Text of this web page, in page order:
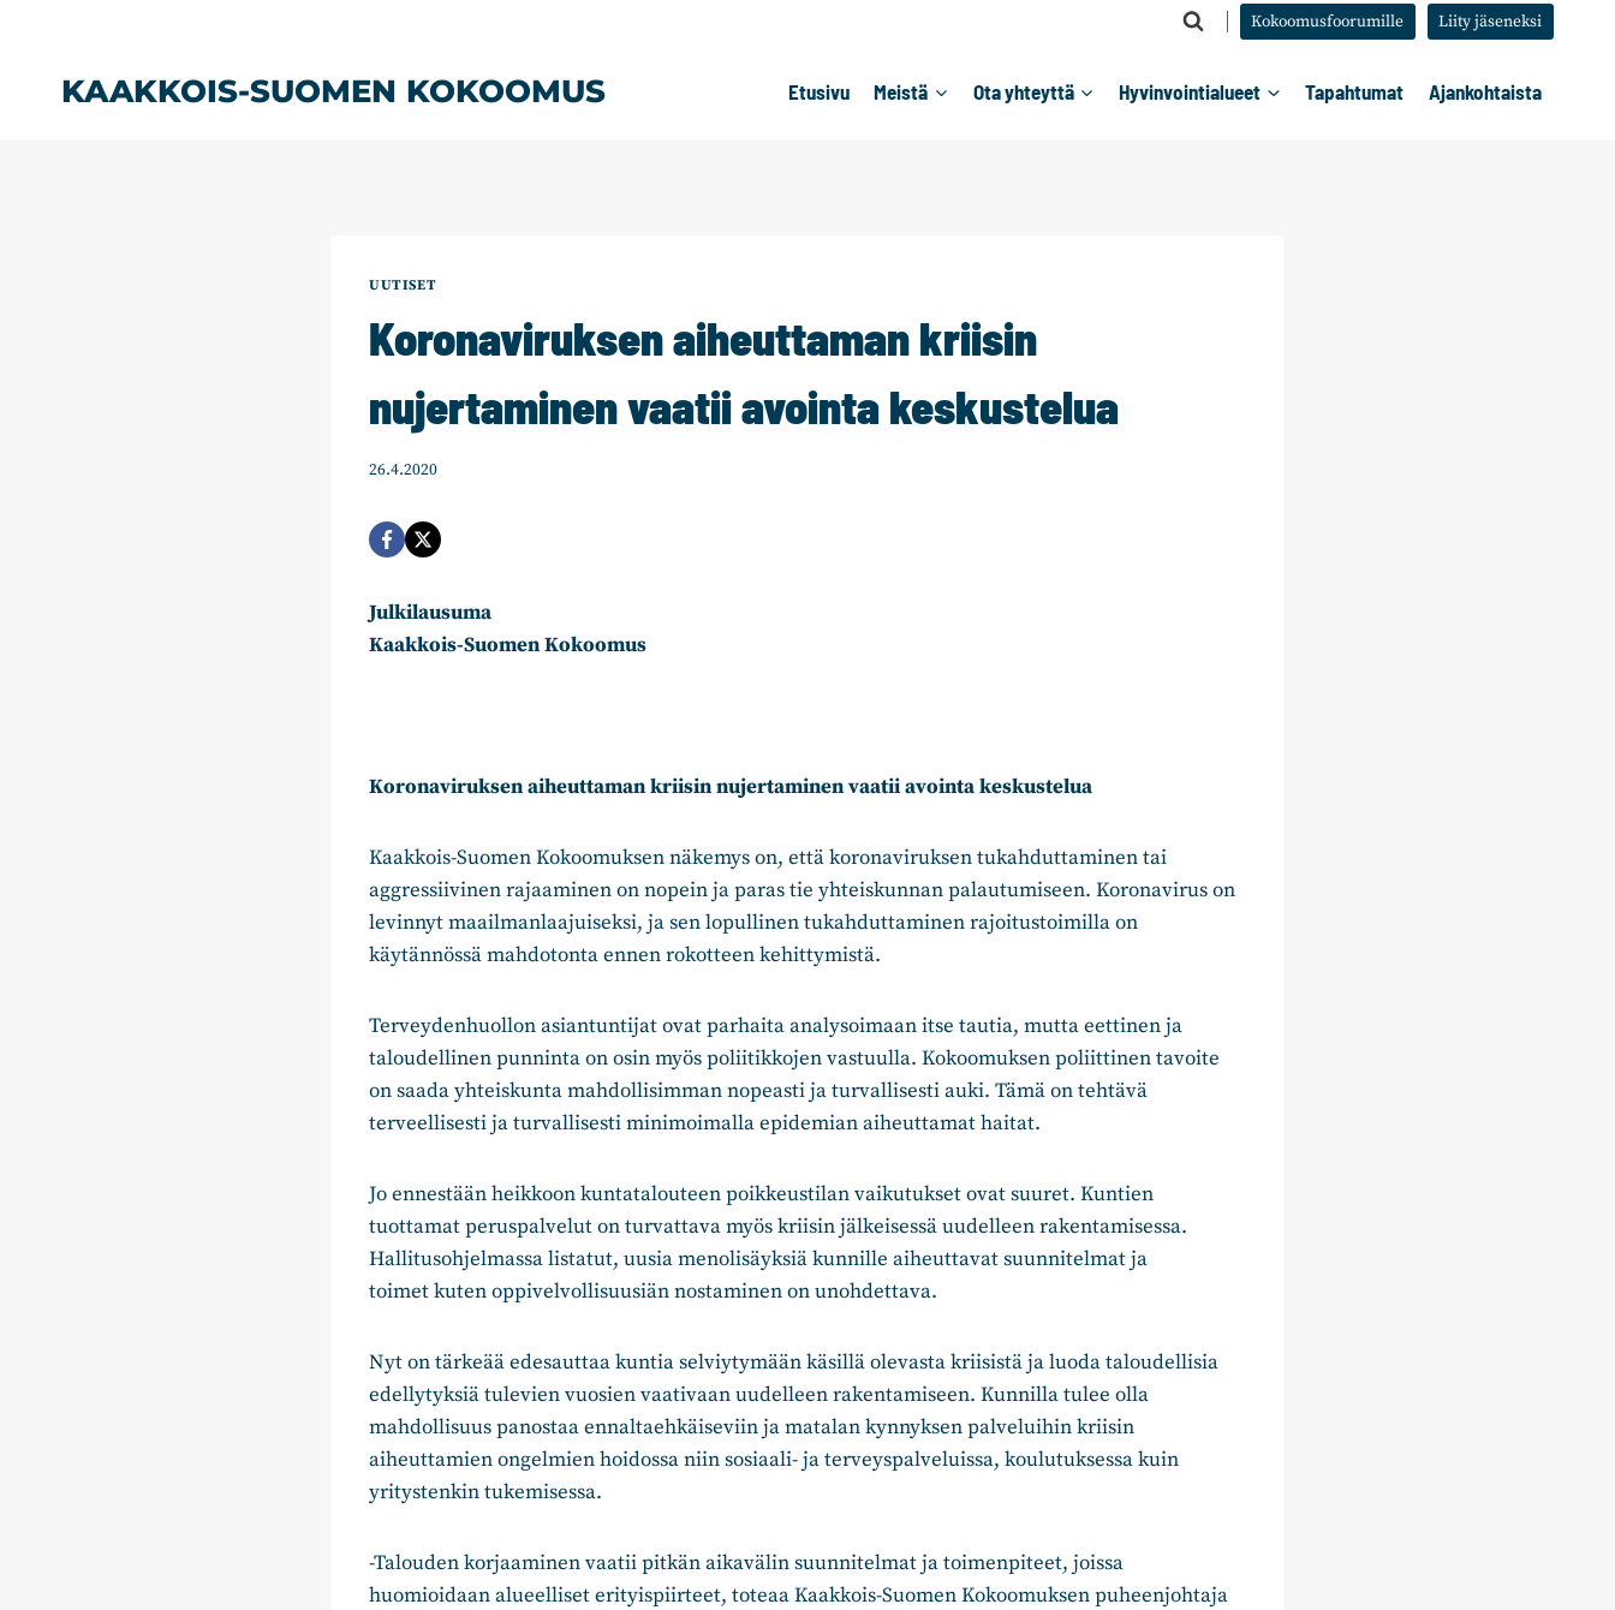
Kokoomusfoorumille Liity jäseneksi
KAAKKOIS-SUOMEN KOKOOMUS Etusivu Meistä Ota yhteyttä Hyvinvointialueet Tapahtumat Ajankohtaista
UUTISET
Koronaviruksen aiheuttaman kriisin
nujertaminen vaatii avointa keskustelua
26.4.2020
Julkilausuma
Kaakkois-Suomen Kokoomus
Koronaviruksen aiheuttaman kriisin nujertaminen vaatii avointa keskustelua
Kaakkois-Suomen Kokoomuksen näkemys on, että koronaviruksen tukahduttaminen tai
aggressiivinen rajaaminen on nopein ja paras tie yhteiskunnan palautumiseen. Koronavirus on
levinnyt maailmanlaajuiseksi, ja sen lopullinen tukahduttaminen rajoitustoimilla on
käytännössä mahdotonta ennen rokotteen kehittymistä.
Terveydenhuollon asiantuntijat ovat parhaita analysoimaan itse tautia, mutta eettinen ja
taloudellinen punninta on osin myös poliitikkojen vastuulla. Kokoomuksen poliittinen tavoite
on saada yhteiskunta mahdollisimman nopeasti ja turvallisesti auki. Tämä on tehtävä
terveellisesti ja turvallisesti minimoimalla epidemian aiheuttamat haitat.
Jo ennestään heikkoon kuntatalouteen poikkeustilan vaikutukset ovat suuret. Kuntien
tuottamat peruspalvelut on turvattava myös kriisin jälkeisessä uudelleen rakentamisessa.
Hallitusohjelmassa listatut, uusia menolisäyksiä kunnille aiheuttavat suunnitelmat ja
toimet kuten oppivelvollisuusiän nostaminen on unohdettava.
Nyt on tärkeää edesauttaa kuntia selviytymään käsillä olevasta kriisistä ja luoda taloudellisia
edellytyksiä tulevien vuosien vaativaan uudelleen rakentamiseen. Kunnilla tulee olla
mahdollisuus panostaa ennaltaehkäiseviin ja matalan kynnyksen palveluihin kriisin
aiheuttamien ongelmien hoidossa niin sosiaali- ja terveyspalveluissa, koulutuksessa kuin
yritystenkin tukemisessa.
-Talouden korjaaminen vaatii pitkän aikavälin suunnitelmat ja toimenpiteet, joissa
huomioidaan alueelliset erityispiirteet, toteaa Kaakkois-Suomen Kokoomuksen puheenjohtaja